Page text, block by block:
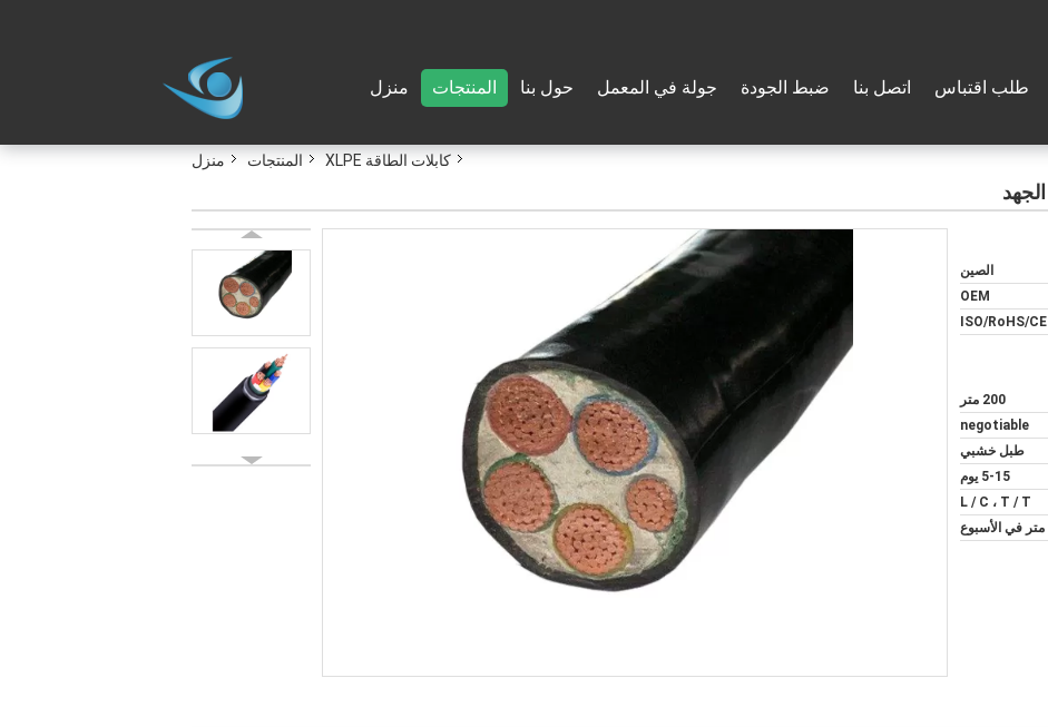
منزل المنتجات حول بنا جولة في المعمل ضبط الجودة اتصل بنا طلب اقتباس
منزل المنتجات كابلات الطاقة XLPE
الصين
OEM
ISO/RoHS/CE
200 متر
negotiable
طبل خشبي
5-15 يوم
L / C ، T / T